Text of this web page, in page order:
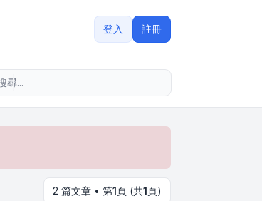
登入 註冊
2 篇文章 • 第1頁 (共1頁)